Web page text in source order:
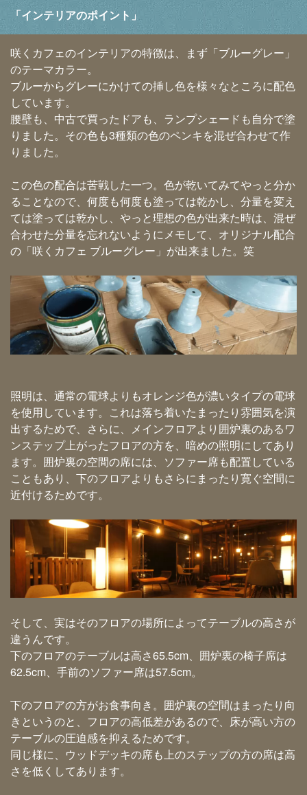
「インテリアのポイント」
咲くカフェのインテリアの特徴は、まず「ブルーグレー」
のテーマカラー。
ブルーからグレーにかけての挿し色を様々なところに配色
しています。
腰壁も、中古で買ったドアも、ランプシェードも自分で塗
りました。その色も3種類の色のペンキを混ぜ合わせて作
りました。
この色の配合は苦戦した一つ。色が乾いてみてやっと分か
ることなので、何度も何度も塗っては乾かし、分量を変え
ては塗っては乾かし、やっと理想の色が出来た時は、混ぜ
合わせた分量を忘れないようにメモして、オリジナル配合
の「咲くカフェ ブルーグレー」が出来ました。笑
照明は、通常の電球よりもオレンジ色が濃いタイプの電球
を使用しています。これは落ち着いたまったり雰囲気を演
出するためで、さらに、メインフロアより囲炉裏のあるワ
ンステップ上がったフロアの方を、暗めの照明にしてあり
ます。囲炉裏の空間の席には、ソファー席も配置している
こともあり、下のフロアよりもさらにまったり寛ぐ空間に
近付けるためです。
そして、実はそのフロアの場所によってテーブルの高さが
違うんです。
下のフロアのテーブルは高さ65.5cm、囲炉裏の椅子席は
62.5cm、手前のソファー席は57.5cm。
下のフロアの方がお食事向き。囲炉裏の空間はまったり向
きというのと、フロアの高低差があるので、床が高い方の
テーブルの圧迫感を抑えるためです。
同じ様に、ウッドデッキの席も上のステップの方の席は高
さを低くしてあります。